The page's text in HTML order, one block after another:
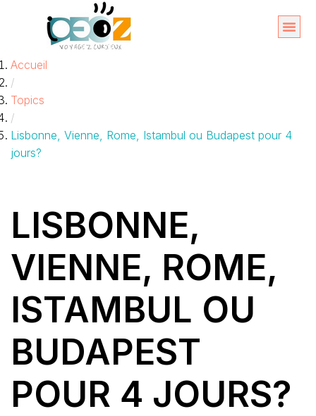
contenu
Accueil
/
Topics
/
Lisbonne, Vienne, Rome, Istambul ou Budapest pour 4
jours?
LISBONNE,
VIENNE, ROME,
ISTAMBUL OU
BUDAPEST
POUR 4 JOURS?